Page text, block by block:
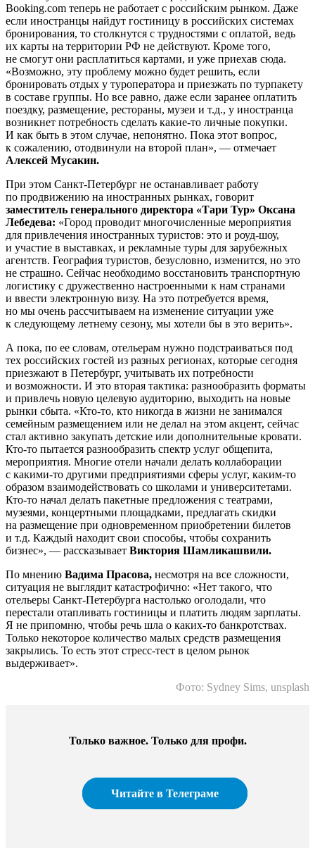
Booking.com теперь не работает с российским рынком. Даже
если иностранцы найдут гостиницу в российских системах
бронирования, то столкнутся с трудностями с оплатой, ведь
их карты на территории РФ не действуют. Кроме того,
не смогут они расплатиться картами, и уже приехав сюда.
«Возможно, эту проблему можно будет решить, если
бронировать отдых у туроператора и приезжать по турпакету
в составе группы. Но все равно, даже если заранее оплатить
поездку, размещение, рестораны, музеи и т.д., у иностранца
возникнет потребность сделать какие-то личные покупки.
И как быть в этом случае, непонятно. Пока этот вопрос,
к сожалению, отодвинули на второй план», — отмечает
Алексей Мусакин.
При этом Санкт-Петербург не останавливает работу
по продвижению на иностранных рынках, говорит
заместитель генерального директора «Тари Тур» Оксана
Лебедева: «Город проводит многочисленные мероприятия
для привлечения иностранных туристов: это и роуд-шоу,
и участие в выставках, и рекламные туры для зарубежных
агентств. География туристов, безусловно, изменится, но это
не страшно. Сейчас необходимо восстановить транспортную
логистику с дружественно настроенными к нам странами
и ввести электронную визу. На это потребуется время,
но мы очень рассчитываем на изменение ситуации уже
к следующему летнему сезону, мы хотели бы в это верить».
А пока, по ее словам, отельерам нужно подстраиваться под
тех российских гостей из разных регионах, которые сегодня
приезжают в Петербург, учитывать их потребности
и возможности. И это вторая тактика: разнообразить форматы
и привлечь новую целевую аудиторию, выходить на новые
рынки сбыта. «Кто-то, кто никогда в жизни не занимался
семейным размещением или не делал на этом акцент, сейчас
стал активно закупать детские или дополнительные кровати.
Кто-то пытается разнообразить спектр услуг общепита,
мероприятия. Многие отели начали делать коллаборации
с какими-то другими предприятиями сферы услуг, каким-то
образом взаимодействовать со школами и университетами.
Кто-то начал делать пакетные предложения с театрами,
музеями, концертными площадками, предлагать скидки
на размещение при одновременном приобретении билетов
и т.д. Каждый находит свои способы, чтобы сохранить
бизнес», — рассказывает Виктория Шамликашвили.
По мнению Вадима Прасова, несмотря на все сложности,
ситуация не выглядит катастрофично: «Нет такого, что
отельеры Санкт-Петербурга настолько оголодали, что
перестали отапливать гостиницы и платить людям зарплаты.
Я не припомню, чтобы речь шла о каких-то банкротствах.
Только некоторое количество малых средств размещения
закрылись. То есть этот стресс-тест в целом рынок
выдерживает».
Фото: Sydney Sims, unsplash
Только важное. Только для профи.​
Читайте в Телеграме